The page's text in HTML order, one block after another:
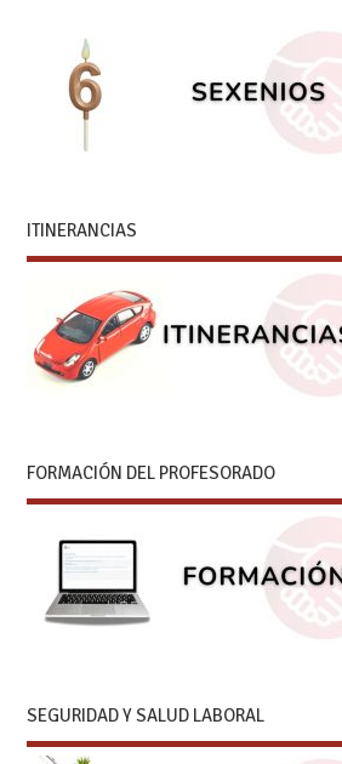
ITINERANCIAS
FORMACIÓN DEL PROFESORADO
SEGURIDAD Y SALUD LABORAL